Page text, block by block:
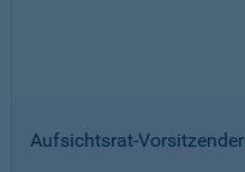
Aufsichtsrat-Vorsitzender